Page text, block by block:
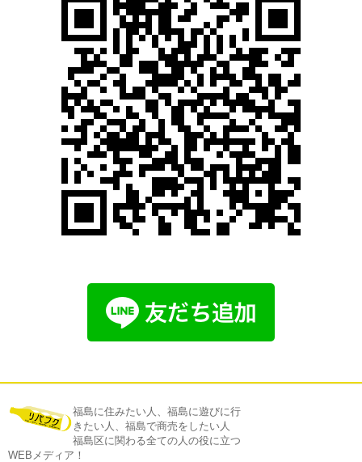
福島に住みたい人、福島に遊びに行
きたい人、福島で商売をしたい人
福島区に関わる全ての人の役に立つ
WEBメディア！